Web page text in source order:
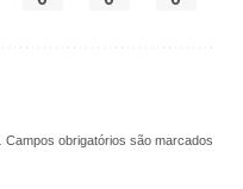
Campos obrigatórios são marcados